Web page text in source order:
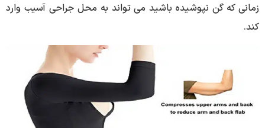
زمانی که گن نپوشیده باشید می تواند به محل جراحی آسیب وارد
کند.